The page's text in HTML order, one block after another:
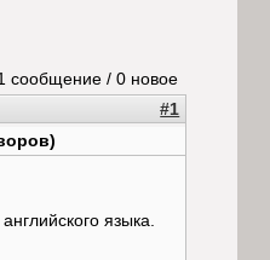
сообщение / 0 новое
#1
языка.